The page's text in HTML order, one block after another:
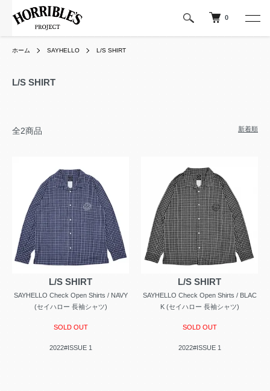
0
ホーム SAYHELLO L/S SHIRT
L/S SHIRT
全2商品 新着順
L/S SHIRT
SAYHELLO Check Open Shirts / NAVY
(セイハロー 長袖シャツ)
SOLD OUT
2022#ISSUE 1
L/S SHIRT
SAYHELLO Check Open Shirts / BLAC
K (セイハロー 長袖シャツ)
SOLD OUT
2022#ISSUE 1